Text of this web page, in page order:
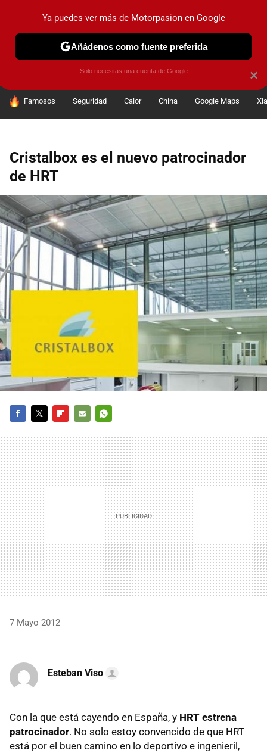
PRUEBAS COCHES ELÉCTRICOS OBSERVATORIO
HOY SE HABLA DE
Famosos Seguridad Calor China Google Maps
Cristalbox es el nuevo patrocinador
de HRT
MAIL
7 Mayo 2012
Esteban Viso
Con la que está cayendo en España, y HRT estrena
patrocinador. No solo estoy convencido de que HRT
está por el buen camino en lo deportivo e ingenieril,
×
Ya puedes ver más de Motorpasion en Google
Añádenos como fuente preferida
Solo necesitas una cuenta de Google